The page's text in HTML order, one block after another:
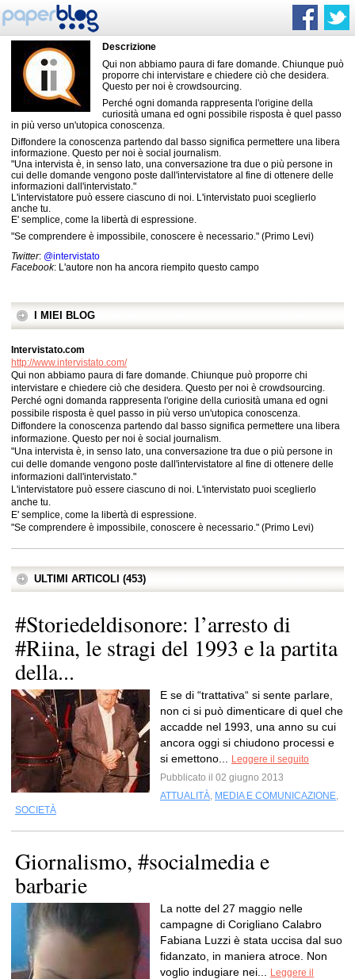
Descrizione
Qui non abbiamo paura di fare domande. Chiunque può
proporre chi intervistare e chiedere ciò che desidera.
Questo per noi è crowdsourcing.
Perché ogni domanda rappresenta l'origine della
curiosità umana ed ogni possibile risposta è quel passo
in più verso un'utopica conoscenza.
Diffondere la conoscenza partendo dal basso significa permettere una libera
informazione. Questo per noi è social journalism.
"Una intervista è, in senso lato, una conversazione tra due o più persone in
cui delle domande vengono poste dall'intervistatore al fine di ottenere delle
informazioni dall'intervistato."
L'intervistatore può essere ciascuno di noi. L'intervistato puoi sceglierlo
anche tu.
E' semplice, come la libertà di espressione.
"Se comprendere è impossibile, conoscere è necessario." (Primo Levi)
Twitter: @intervistato
Facebook: L'autore non ha ancora riempito questo campo
I MIEI BLOG
Intervistato.com
http://www.intervistato.com/
Qui non abbiamo paura di fare domande. Chiunque può proporre chi
intervistare e chiedere ciò che desidera. Questo per noi è crowdsourcing.
Perché ogni domanda rappresenta l'origine della curiosità umana ed ogni
possibile risposta è quel passo in più verso un'utopica conoscenza.
Diffondere la conoscenza partendo dal basso significa permettere una libera
informazione. Questo per noi è social journalism.
"Una intervista è, in senso lato, una conversazione tra due o più persone in
cui delle domande vengono poste dall'intervistatore al fine di ottenere delle
informazioni dall'intervistato."
L'intervistatore può essere ciascuno di noi. L'intervistato puoi sceglierlo
anche tu.
E' semplice, come la libertà di espressione.
"Se comprendere è impossibile, conoscere è necessario." (Primo Levi)
ULTIMI ARTICOLI (453)
#Storiedeldisonore: l’arresto di
#Riina, le stragi del 1993 e la partita
della...
E se di “trattativa“ si sente parlare,
non ci si può dimenticare di quel che
accadde nel 1993, una anno su cui
ancora oggi si chiudono processi e
si emettono...
Leggere il seguito
Pubblicato il 02 giugno 2013
ATTUALITÀ, MEDIA E COMUNICAZIONE,
SOCIETÀ
Giornalismo, #socialmedia e
barbarie
La notte del 27 maggio nelle
campagne di Corigliano Calabro
Fabiana Luzzi è stata uccisa dal suo
fidanzato, in maniera atroce. Non
voglio indugiare nei...
Leggere il